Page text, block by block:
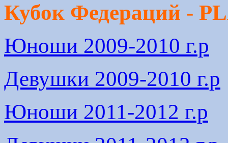
Кубок Федераций -
Юноши 2009-2010 г.р
Девушки 2009-2010 г.р
Юноши 2011-2012 г.р